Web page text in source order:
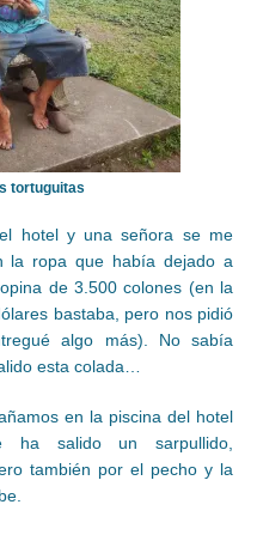
tortuguitas
hotel y una señora se me
la ropa que había dejado a
de 3.500 colones (en la
bastaba, pero nos pidió
algo más). No sabía
esta colada…
en la piscina del hotel
salido un sarpullido,
también por el pecho y la